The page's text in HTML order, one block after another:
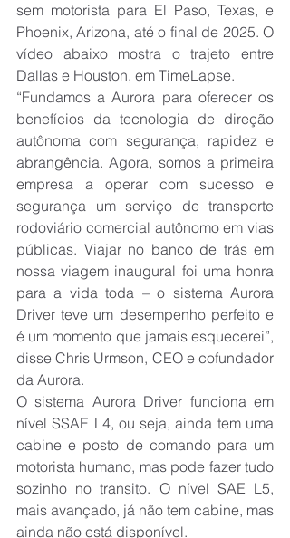
sem motorista para El Paso, Texas, e
Phoenix, Arizona, até o final de 2025. O
vídeo abaixo mostra o trajeto entre
Dallas e Houston, em TimeLapse.
“Fundamos a Aurora para oferecer os
benefícios da tecnologia de direção
autônoma com segurança, rapidez e
abrangência. Agora, somos a primeira
empresa a operar com sucesso e
segurança um serviço de transporte
rodoviário comercial autônomo em vias
públicas. Viajar no banco de trás em
nossa viagem inaugural foi uma honra
para a vida toda – o sistema Aurora
Driver teve um desempenho perfeito e
é um momento que jamais esquecerei”,
disse Chris Urmson, CEO e cofundador
da Aurora.
O sistema Aurora Driver funciona em
nível SSAE L4, ou seja, ainda tem uma
cabine e posto de comando para um
motorista humano, mas pode fazer tudo
sozinho no transito. O nível SAE L5,
mais avançado, já não tem cabine, mas
ainda não está disponível.